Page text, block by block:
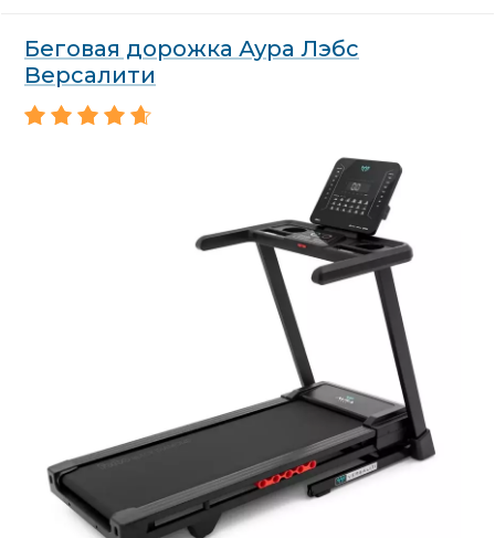
Беговая дорожка Аура Лэбс
Версалити